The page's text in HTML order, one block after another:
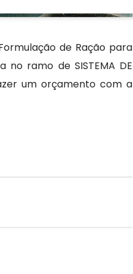
de Ração para
ramo de SISTEMA DE
um orçamento com a